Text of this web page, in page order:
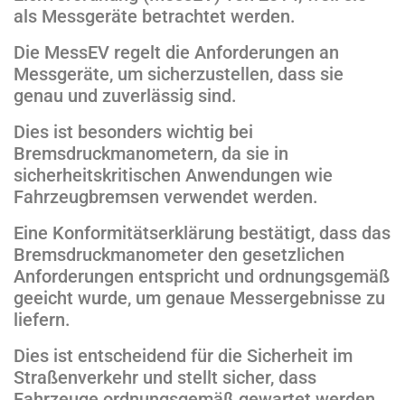
als Messgeräte betrachtet werden.
Die MessEV regelt die Anforderungen an
Messgeräte, um sicherzustellen, dass sie
genau und zuverlässig sind.
Dies ist besonders wichtig bei
Bremsdruckmanometern, da sie in
sicherheitskritischen Anwendungen wie
Fahrzeugbremsen verwendet werden.
Eine Konformitätserklärung bestätigt, dass das
Bremsdruckmanometer den gesetzlichen
Anforderungen entspricht und ordnungsgemäß
geeicht wurde, um genaue Messergebnisse zu
liefern.
Dies ist entscheidend für die Sicherheit im
Straßenverkehr und stellt sicher, dass